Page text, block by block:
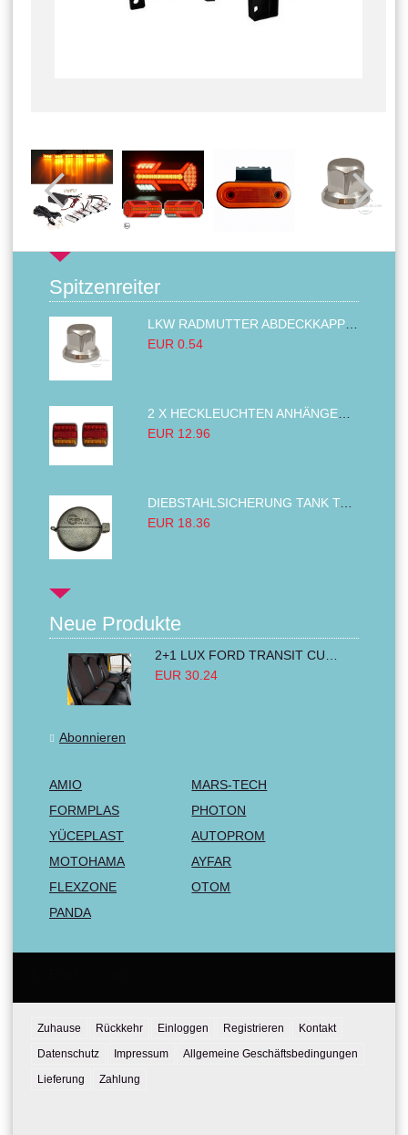
Spitzenreiter
EUR 0.54
EUR 12.96
DIEBSTAHLSICHERUNG TANK TANKDECKEL DIESELTANK KRAFTSTOFFTANKDECKEL VERRIEGELUNG PASSEND FÜR LKW PKW TRAKTOREN BAGGER 80MM
EUR 18.36
Neue Produkte
EUR 30.24
Abonnieren
AMIO
MARS-TECH
FORMPLAS
PHOTON
YÜCEPLAST
AUTOPROM
MOTOHAMA
AYFAR
FLEXZONE
OTOM
PANDA
Zuhause Rückkehr Einloggen Registrieren
Kontakt
Datenschutz
Impressum
Allgemeine Geschäftsbedingungen
Lieferung
Zahlung